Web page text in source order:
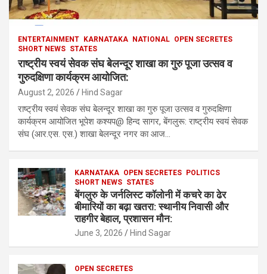
ENTERTAINMENT KARNATAKA NATIONAL OPEN SECRETES
SHORT NEWS STATES
राष्ट्रीय स्वयं सेवक संघ बेलन्दूर शाखा का गुरु पूजा उत्सव व
गुरुदक्षिणा कार्यक्रम आयोजित:
August 2, 2026 Hind Sagar
राष्ट्रीय स्वयं सेवक संघ बेलन्दूर शाखा का गुरु पूजा उत्सव व गुरुदक्षिणा
कार्यक्रम आयोजित भूपेश कश्यप@ हिन्द सागर, बेंगलुरू: राष्ट्रीय स्वयं सेवक
संघ (आर.एस. एस.) शाखा बेलन्दूर नगर का आज…
KARNATAKA OPEN SECRETES POLITICS
SHORT NEWS STATES
बेंगलुरु के जर्नलिस्ट कॉलोनी में कचरे का ढेर
बीमारियों का बढ़ा खतरा: स्थानीय निवासी और
राहगीर बेहाल, प्रशासन मौन:
June 3, 2026 Hind Sagar
OPEN SECRETES